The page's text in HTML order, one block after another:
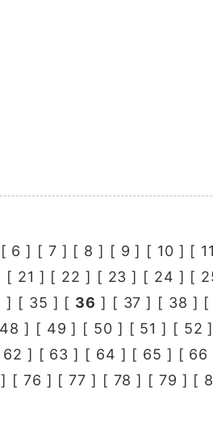
6 ] [ 7 ] [ 8 ] [ 9 ] [ 10 ] [ 11
[ 21 ] [ 22 ] [ 23 ] [ 24 ] [
] [ 35 ] [ 36 ] [ 37 ] [ 38 ] [
48 ] [ 49 ] [ 50 ] [ 51 ] [ 52
62 ] [ 63 ] [ 64 ] [ 65 ] [ 66
] [ 76 ] [77 ] [ 78 ] [ 79 ] [